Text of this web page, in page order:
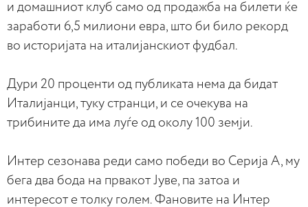
и домашниот клуб само од продажба на билети ќе
заработи 6,5 милиони евра, што би било рекорд
во историјата на италијанскиот фудбал.
Дури 20 проценти од публиката нема да бидат
Италијанци, туку странци, и се очекува на
трибините да има луѓе од околу 100 земји.
Интер сезонава реди само победи во Серија А, му
бега два бода на првакот Јуве, па затоа и
интересот е толку голем. Фановите на Интер